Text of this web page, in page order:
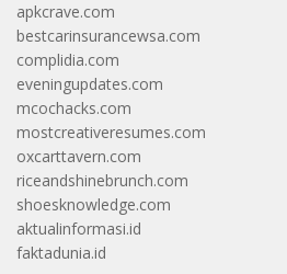
apkcrave.com
bestcarinsurancewsa.com
complidia.com
eveningupdates.com
mcochacks.com
mostcreativeresumes.com
oxcarttavern.com
riceandshinebrunch.com
shoesknowledge.com
aktualinformasi.id
faktadunia.id